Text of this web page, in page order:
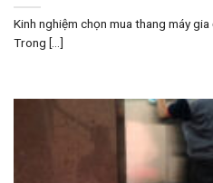
Kinh nghiệm chọn mua thang máy
Trong [...]